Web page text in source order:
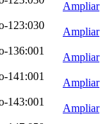
Ampliar
123:030
Ampliar
136:001
Ampliar
141:001
Ampliar
143:001
Ampliar